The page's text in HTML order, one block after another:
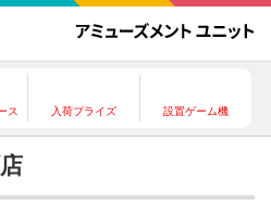
ス 入荷プライズ 設置ゲーム機